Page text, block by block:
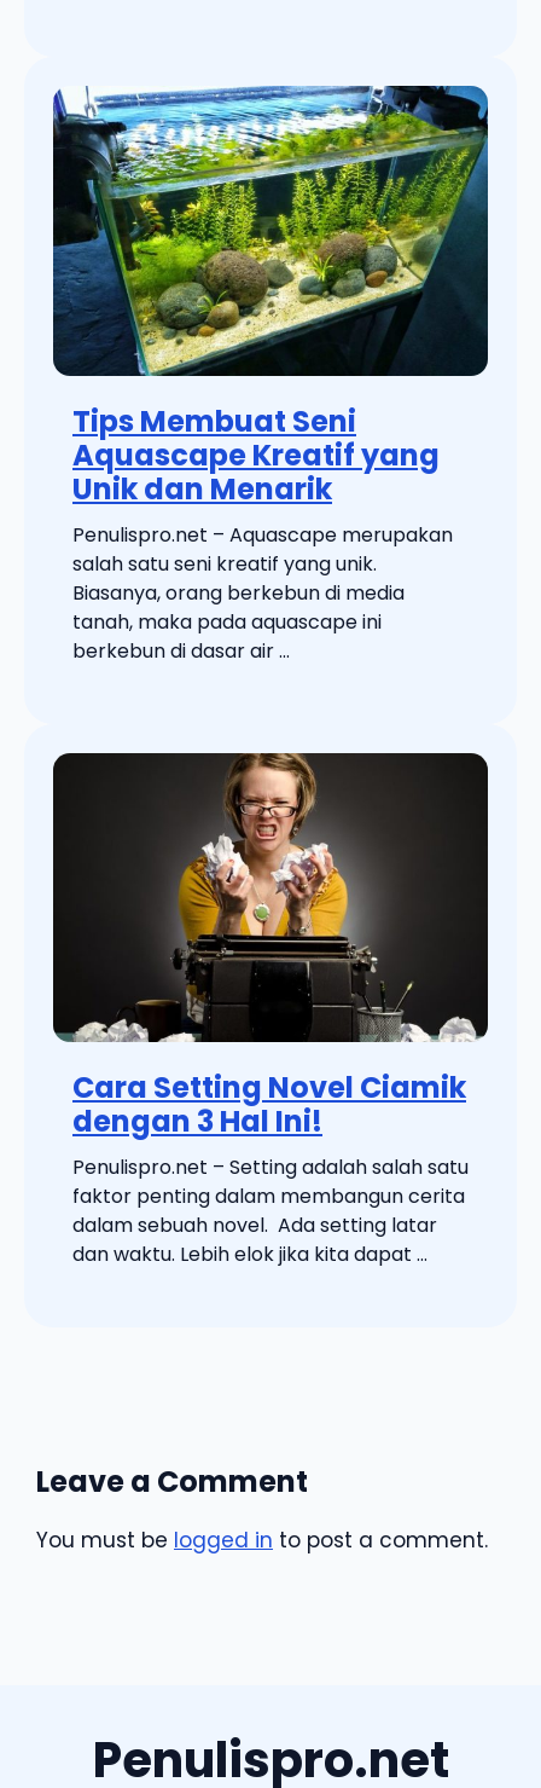
Tips Membuat Seni
Aquascape Kreatif yang
Unik dan Menarik
Penulispro.net – Aquascape merupakan
salah satu seni kreatif yang unik.
Biasanya, orang berkebun di media
tanah, maka pada aquascape ini
berkebun di dasar air ...
Cara Setting Novel Ciamik
dengan 3 Hal Ini!
Penulispro.net – Setting adalah salah satu
faktor penting dalam membangun cerita
dalam sebuah novel. Ada setting latar
dan waktu. Lebih elok jika kita dapat ...
Leave a Comment
You must be logged in to post a comment.
Penulispro.net